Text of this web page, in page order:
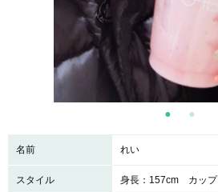
名前 れい
スタイル 身長：157cm カップ